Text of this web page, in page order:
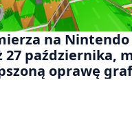
na Nintendo
27 października,
oprawę